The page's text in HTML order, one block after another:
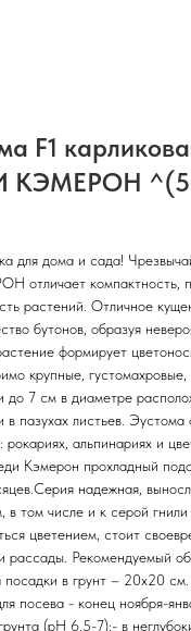
F1
КЭМЕРОН
для дома и сада!
отличает компактность,
растений. Отличное
бутонов, образуя
формирует
крупные, густомахровые,
до 7 см в диаметре
пазухах листьев. Эустома
альпинариях и
Кэмерон прохладный
надежная,
в том числе и к серой
цветением, стоит
рассады. Рекомендуемый
в грунт – 20х20
посева - конец ноября-
(pH 6,5-7);- в